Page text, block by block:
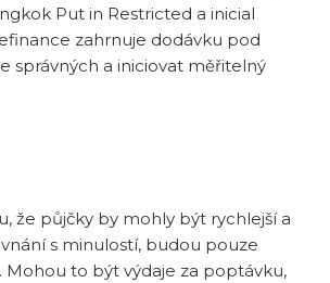
Put in Restricted a inicial
zahrnuje dodávku pod
správných a iniciovat měřitelný
že půjčky by mohly být rychlejší a
s minulostí, budou pouze
Mohou to být výdaje za poptávku,